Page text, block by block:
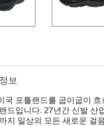
보
국 포틀랜드를 굽이굽이
드입니다. 27년간 신발 산
지 일상의 모든 새로운 걸